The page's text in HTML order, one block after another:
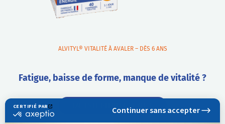
ALVITYL® VITALITÉ À AVALER – DÈS 6 ANS
Fatigue, baisse de forme, manque de vitalité ?